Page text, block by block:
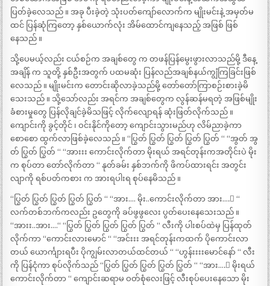
ပြတ်ခဲ့လေသည် ။ အခု ပီးခဲ့တဲ့ သုံးပတ်ကျော်လောက်က မျိုးမင်းနဲ့ အမှတ်မ
ထင် ပြန်ဆုံကြတော့ နှစ်ယောက်လုံး အိမ်ထောင်ကျနေသည့် အဖြစ် ဖြစ်
နေသည် ။
သို့ပေမယ့်လည်း ငယ်စဉ်က အချစ်တွေ က တဖန်ပြန်မွေးဖွားလာသည်မို့ ဒီနေ့
အချိန် က သူတို့ နှစ်ဦးအတွက် ပထမဆုံး ပြန်လည်အချစ်နယ်ကျွံကြခြင်းဖြစ်
လေသည် ။ မျိုးမင်းက တောင်းဆိုလာခဲ့သည်မို့ တော်တော်ကြာစဉ်းစားခဲ့မိ
သေးသည် ။ သို့သော်လည်း အရင်က အချစ်တွေက လွန်ဆန်မရတဲ့ အဖြစ်မျိုး
ခံစားမှုတွေ ပြန်လိုချင်ခဲ့မိသဖြင့် လိုက်လျောရန် ဆုံးဖြတ်လိုက်သည် ။
ကျောင်းကို ခွင့်တိုင် ၊ ဝင်းနိုင်ကိုတော့ ကျောင်းသွားမည်ဟု လိမ်ညာခဲ့ကာ
စောစော ထွက်လာဖြစ်ခဲ့လေသည် ။ “ပြွတ် ပြွတ် ပြွတ် ပြွတ် ပြွတ် “ “အွတ် အွ
တ် ပြွတ် ပြွတ် “ “အားးး ကောင်းလိုက်တာ မိုးရယ် အရင်တုန်းကအတိုင်းပဲ မိုး
က စုပ်တာ တော်လိုက်တာ “ နုတ်ခမ်း နှစ်ဘက်ကို ဖိကပ်ထားရင်း အတွင်း
လျာကို ရစ်ပတ်ကစား က အားရပါးရ စုပ်နေမိသည် ။
“ပြွတ် ပြွတ် ပြွတ် ပြွတ် ပြွတ် “ “အား…. မိုး..ကောင်းလိုက်တာ အား….း “
လက်တစ်ဘက်ကလည်း ဥတွေကို ခပ်ဖွဖွလေး ပွတ်ပေးနေသေးသည် ။
“အားး..အား….“ “ပြွတ် ပြွတ် ပြွတ် ပြွတ် ပြွတ် “ လီးကို ပါးစပ်ထဲမှ ပြန်ထုတ်
လိုက်ကာ “ကောင်းလားမောင် “ “အင်းးး အရင်တုန်းကထက် ပိုကောင်းလာ
တယ် ယောင်္ကျားရပီး ပိုကျွမ်းလာတယ်ထင်တယ် “ “ဟွန်းးးးမောင်နော် “ လီး
ကို ပြန်ငုံကာ စုပ်လိုက်သည် “ပြွတ် ပြွတ် ပြွတ် ပြွတ် ပြွတ် “ “အား….း မိုးရယ်
ကောင်းလိုက်တာ “ ကျောင်းဆရာမ ဝတ်စုံလေးဖြင့် လီးစုပ်ပေးနေသော မိုး